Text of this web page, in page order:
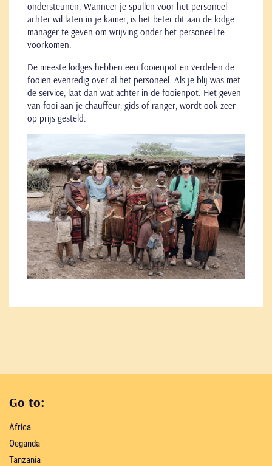
ondersteunen. Wanneer je spullen voor het personeel
achter wil laten in je kamer, is het beter dit aan de lodge
manager te geven om wrijving onder het personeel te
voorkomen.
De meeste lodges hebben een fooienpot en verdelen de
fooien evenredig over al het personeel. Als je blij was met
de service, laat dan wat achter in de fooienpot. Het geven
van fooi aan je chauffeur, gids of ranger, wordt ook zeer
op prijs gesteld.
Go to:
Africa
Oeganda
Tanzania